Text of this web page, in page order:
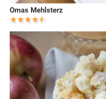
Omas Mehlsterz